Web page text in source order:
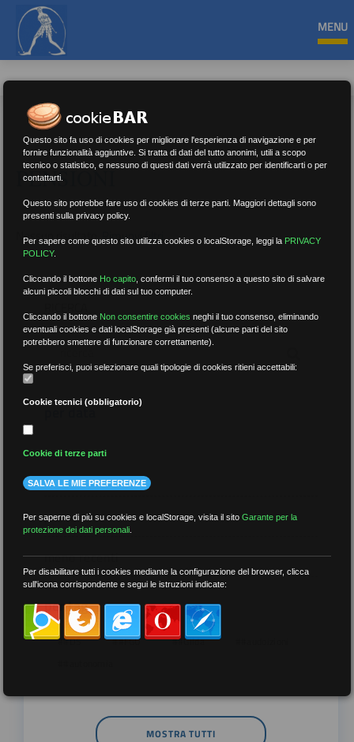
MENU
PENSIONI
Nessun risultato.Rimuovi filtri
per data
più recenti
meno recenti
per tag
##DS ##FGU ##Gilda
MOSTRA TUTTI
Questo sito fa uso di cookies per migliorare l'esperienza di navigazione e per
fornire funzionalità aggiuntive. Si tratta di dati del tutto anonimi, utili a scopo
tecnico o statistico, e nessuno di questi dati verrà utilizzato per identificarti o per
contattarti.
Questo sito potrebbe fare uso di cookies di terze parti. Maggiori dettagli sono
presenti sulla privacy policy.
Per sapere come questo sito utilizza cookies o localStorage, leggi la PRIVACY
POLICY.
Cliccando il bottone Ho capito ,confermi il tuo consenso a questo sito di salvare
alcuni piccoli blocchi di dati sul tuo computer.
Cliccando il bottone Non consentire cookies neghi il tuo consenso, eliminando
eventuali cookies e dati localStorage già presenti (alcune parti del sito
potrebbero smettere di funzionare correttamente).
Se preferisci, puoi selezionare quali tipologie di cookies ritieni accettabili:
Cookie tecnici (obbligatorio)
Cookie di terze parti
SALVA LE MIE PREFERENZE
Per saperne di più su cookies e localStorage, visita il sitoGarante per la
protezione dei dati personali
Per disabilitare tutti i cookies mediante la configurazione del browser, clicca
sull'icona corrispondente e segui le istruzioni indicate: